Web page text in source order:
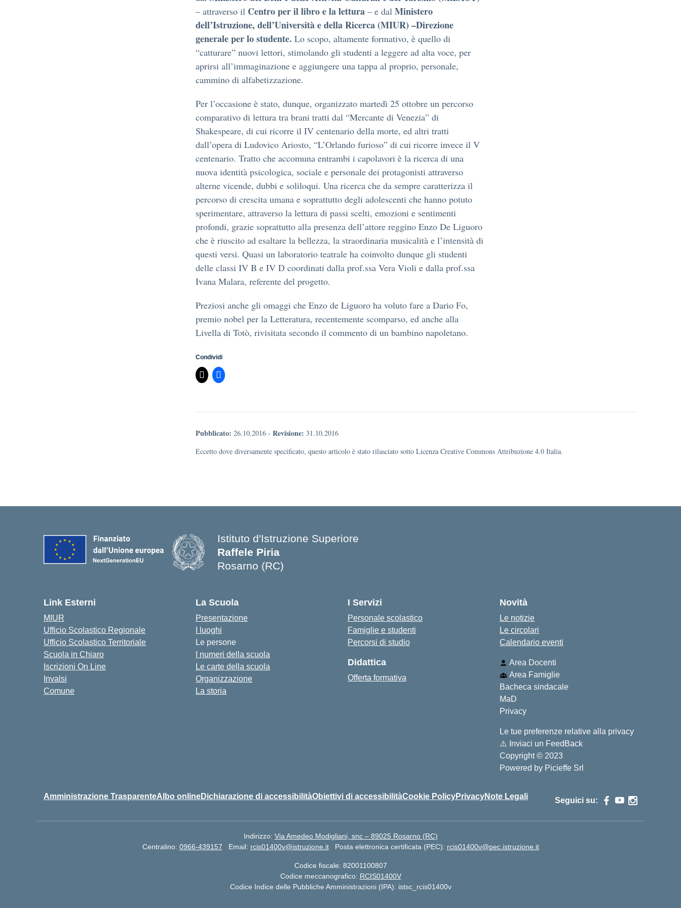
– attraverso il Centro per il libro e la lettura – e dal Ministero
dell’Istruzione, dell’Università e della Ricerca (MIUR) –Direzione
generale per lo studente. Lo scopo, altamente formativo, è quello di
“catturare” nuovi lettori, stimolando gli studenti a leggere ad alta voce, per
aprirsi all’immaginazione e aggiungere una tappa al proprio, personale,
cammino di alfabetizzazione.
Per l’occasione è stato, dunque, organizzato martedì 25 ottobre un percorso
comparativo di lettura tra brani tratti dal “Mercante di Venezia” di
Shakespeare, di cui ricorre il IV centenario della morte, ed altri tratti
dall’opera di Ludovico Ariosto, “L’Orlando furioso” di cui ricorre invece il V
centenario. Tratto che accomuna entrambi i capolavori è la ricerca di una
nuova identità psicologica, sociale e personale dei protagonisti attraverso
alterne vicende, dubbi e soliloqui. Una ricerca che da sempre caratterizza il
percorso di crescita umana e soprattutto degli adolescenti che hanno potuto
sperimentare, attraverso la lettura di passi scelti, emozioni e sentimenti
profondi, grazie soprattutto alla presenza dell’attore reggino Enzo De Liguoro
che è riuscito ad esaltare la bellezza, la straordinaria musicalità e l’intensità di
questi versi. Quasi un laboratorio teatrale ha coinvolto dunque gli studenti
delle classi IV B e IV D coordinati dalla prof.ssa Vera Violi e dalla prof.ssa
Ivana Malara, referente del progetto.
Preziosi anche gli omaggi che Enzo de Liguoro ha voluto fare a Dario Fo,
premio nobel per la Letteratura, recentemente scomparso, ed anche alla
Livella di Totò, rivisitata secondo il commento di un bambino napoletano.
Condividi
Pubblicato: 26.10.2016 - Revisione: 31.10.2016
Eccetto dove diversamente specificato, questo articolo è stato rilasciato sotto Licenza Creative Commons Attribuzione 4.0 Italia.
Istituto d'Istruzione Superiore
Raffele Piria
Rosarno (RC)
Link Esterni
MIUR
Ufficio Scolastico Regionale
Ufficio Scolastico Territoriale
Scuola in Chiaro
Iscrizioni On Line
Invalsi
Comune
La Scuola
Presentazione
I luoghi
Le persone
I numeri della scuola
Le carte della scuola
Organizzazione
La storia
I Servizi
Personale scolastico
Famiglie e studenti
Percorsi di studio
Didattica
Offerta formativa
Novità
Le notizie
Le circolari
Calendario eventi
Area Docenti
Area Famiglie
Bacheca sindacale
MaD
Privacy
Le tue preferenze relative alla privacy
⚠️ Inviaci un FeedBack
Copyright © 2023
Powered by Picieffe Srl
Amministrazione TrasparenteAlbo onlineDichiarazione di accessibilitàObiettivi di accessibilitàCookie PolicyPrivacyNote Legali Seguici su:
Indirizzo: Via Amedeo Modigliani, snc – 89025 Rosarno (RC)
Centralino: 0966-439157 Email: rcis01400v@istruzione.it Posta elettronica certificata (PEC): rcis01400v@pec.istruzione.it
Codice fiscale: 82001100807
Codice meccanografico: RCIS01400V
Codice Indice delle Pubbliche Amministrazioni (IPA): istsc_rcis01400v